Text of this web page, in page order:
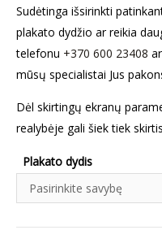
Sudėtinga išsirinkti
plakato dydžio ar reikia
telefonu +370 600 23408
mūsų specialistai Jus
Dėl skirtingų ekranų
realybėje gali šiek tiek
Plakato dydis